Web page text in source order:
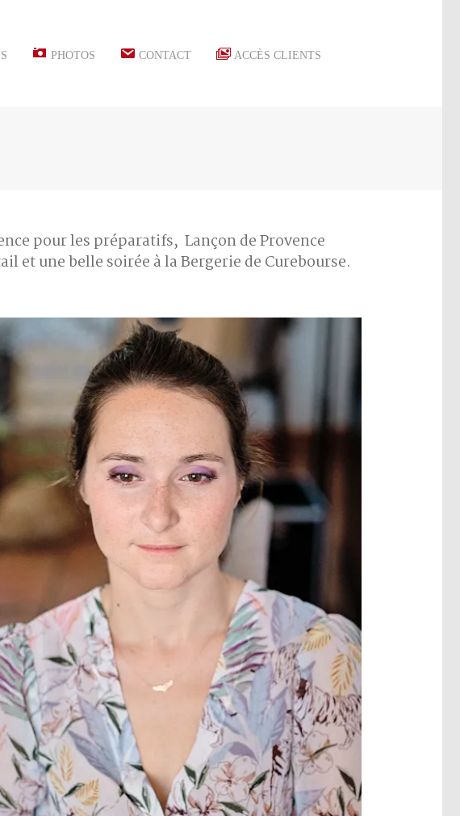
PHOTOS CONTACT ACCÈS CLIENTS
pour les préparatifs, Lançon de Provence
et une belle soirée à la Bergerie de Curebourse.